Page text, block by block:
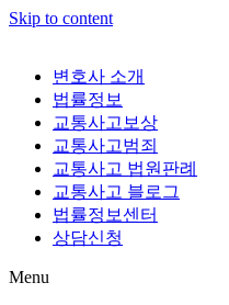
Skip to content
변호사 소개
법률정보
교통사고보상
교통사고범죄
교통사고 법원판례
교통사고 블로그
법률정보센터
상담신청
Menu